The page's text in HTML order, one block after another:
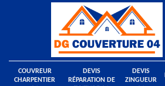
COUVREUR
CHARPENTIER
DEVIS
RÉPARATION DE
DEVIS
ZINGUEUR